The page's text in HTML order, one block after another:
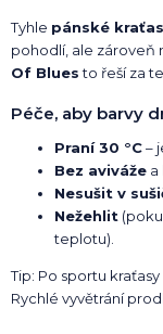
Tyhle pánské
pohodlí, ale zároveň
Of Bluesto řeší za
Péče, aby barvy
Praní 30 °C–
Bez aviváže a
Nesušit v
Nežehlit
teplotu).
Tip: Po sportu
Rychlé vyvětrání